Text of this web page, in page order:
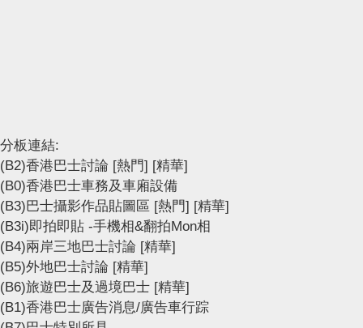
分板連結:
(B2)香港巴士討論 [熱門] [精華]
(B0)香港巴士車務及車廂設備
(B3)巴士攝影作品貼圖區 [熱門] [精華]
(B3i)即拍即貼 -手機相&翻拍Mon相
(B4)兩岸三地巴士討論 [精華]
(B5)外地巴士討論 [精華]
(B6)旅遊巴士及過境巴士 [精華]
(B1)香港巴士廣告消息/廣告車行踪